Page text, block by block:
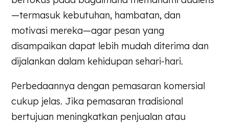
—termasuk kebutuhan, hambatan, dan
motivasi mereka—agar pesan yang
disampaikan dapat lebih mudah diterima dan
dijalankan dalam kehidupan sehari-hari.
Perbedaannya dengan pemasaran komersial
cukup jelas. Jika pemasaran tradisional
bertujuan meningkatkan penjualan atau